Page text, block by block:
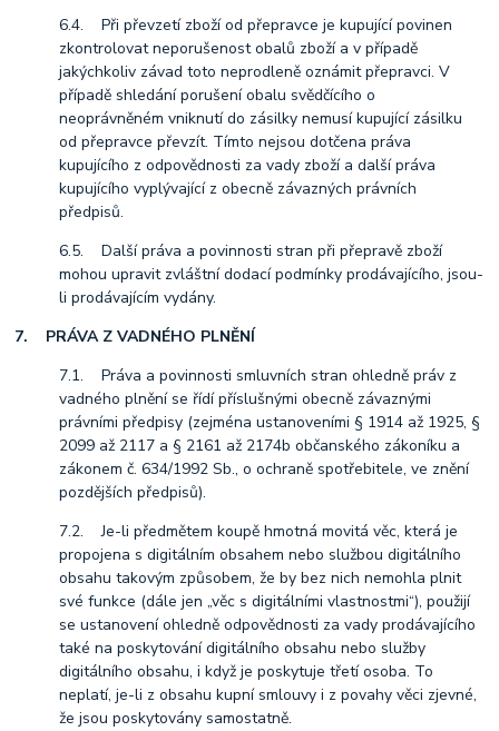
6.4. Při převzetí zboží od přepravce je kupující povinen
zkontrolovat neporušenost obalů zboží a v případě
jakýchkoliv závad toto neprodleně oznámit přepravci. V
případě shledání porušení obalu svědčícího o
neoprávněném vniknutí do zásilky nemusí kupující zásilku
od přepravce převzít. Tímto nejsou dotčena práva
kupujícího z odpovědnosti za vady zboží a další práva
kupujícího vyplývající z obecně závazných právních
předpisů.
6.5. Další práva a povinnosti stran při přepravě zboží
mohou upravit zvláštní dodací podmínky prodávajícího, jsou-
li prodávajícím vydány.
7. PRÁVA Z VADNÉHO PLNĚNÍ
7.1. Práva a povinnosti smluvních stran ohledně práv z
vadného plnění se řídí příslušnými obecně závaznými
právními předpisy (zejména ustanoveními § 1914 až 1925, §
2099 až 2117 a § 2161 až 2174b občanského zákoníku a
zákonem č. 634/1992 Sb., o ochraně spotřebitele, ve znění
pozdějších předpisů).
7.2. Je-li předmětem koupě hmotná movitá věc, která je
propojena s digitálním obsahem nebo službou digitálního
obsahu takovým způsobem, že by bez nich nemohla plnit
své funkce (dále jen „věc s digitálními vlastnostmi“), použijí
se ustanovení ohledně odpovědnosti za vady prodávajícího
také na poskytování digitálního obsahu nebo služby
digitálního obsahu, i když je poskytuje třetí osoba. To
neplatí, je-li z obsahu kupní smlouvy i z povahy věci zjevné,
že jsou poskytovány samostatně.